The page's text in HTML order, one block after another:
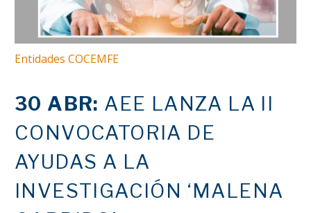
Entidades COCEMFE
30 ABR: AEE LANZA LA II
CONVOCATORIA DE
AYUDAS A LA
INVESTIGACIÓN ‘MALENA